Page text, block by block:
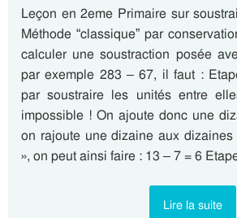
Leçon en 2eme Primaire sur
Méthode “classique” par
calculer une soustraction posée
par exemple 283 – 67, il faut :
par soustraire les unités entre
impossible ! On ajoute donc une
on rajoute une dizaine aux dizaines
», on peut ainsi faire : 13 – 7 = 6
Lire la suite